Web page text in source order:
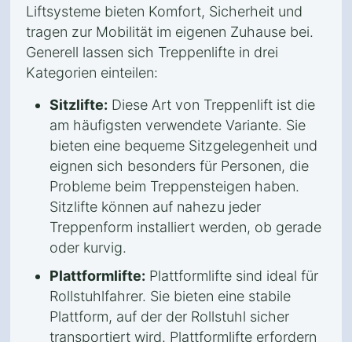
Liftsysteme bieten Komfort, Sicherheit und
tragen zur Mobilität im eigenen Zuhause bei.
Generell lassen sich Treppenlifte in drei
Kategorien einteilen:
Sitzlifte: Diese Art von Treppenlift ist die
am häufigsten verwendete Variante. Sie
bieten eine bequeme Sitzgelegenheit und
eignen sich besonders für Personen, die
Probleme beim Treppensteigen haben.
Sitzlifte können auf nahezu jeder
Treppenform installiert werden, ob gerade
oder kurvig.
Plattformlifte: Plattformlifte sind ideal für
Rollstuhlfahrer. Sie bieten eine stabile
Plattform, auf der der Rollstuhl sicher
transportiert wird. Plattformlifte erfordern